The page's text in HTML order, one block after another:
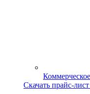
Скачать прайс-